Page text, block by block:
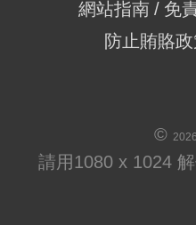
網站指南 免
防止賄賂
© 2026
請用1080 x 1024